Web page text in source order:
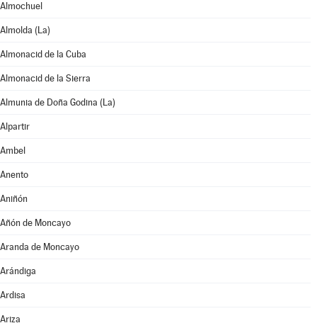
Almochuel
Almolda (La)
Almonacid de la Cuba
Almonacid de la Sierra
Almunia de Doña Godina (La)
Alpartir
Ambel
Anento
Aniñón
Añón de Moncayo
Aranda de Moncayo
Arándiga
Ardisa
Ariza